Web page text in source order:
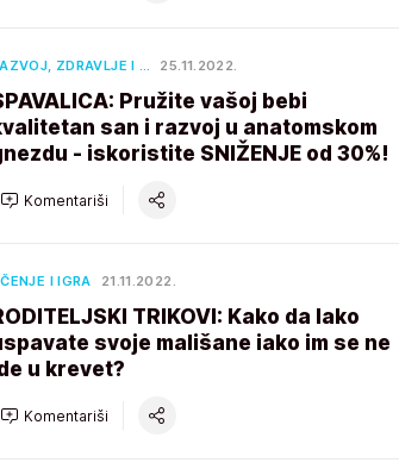
ZDRAVLJE I … 25.11.2022.
Pružite vašoj bebi
san i razvoj u anatomskom
- iskoristite SNIŽENJE od 30%!
Komentariši
I IGRA 21.11.2022.
TRIKOVI: Kako da lako
svoje mališane iako im se ne
u krevet?
Komentariši